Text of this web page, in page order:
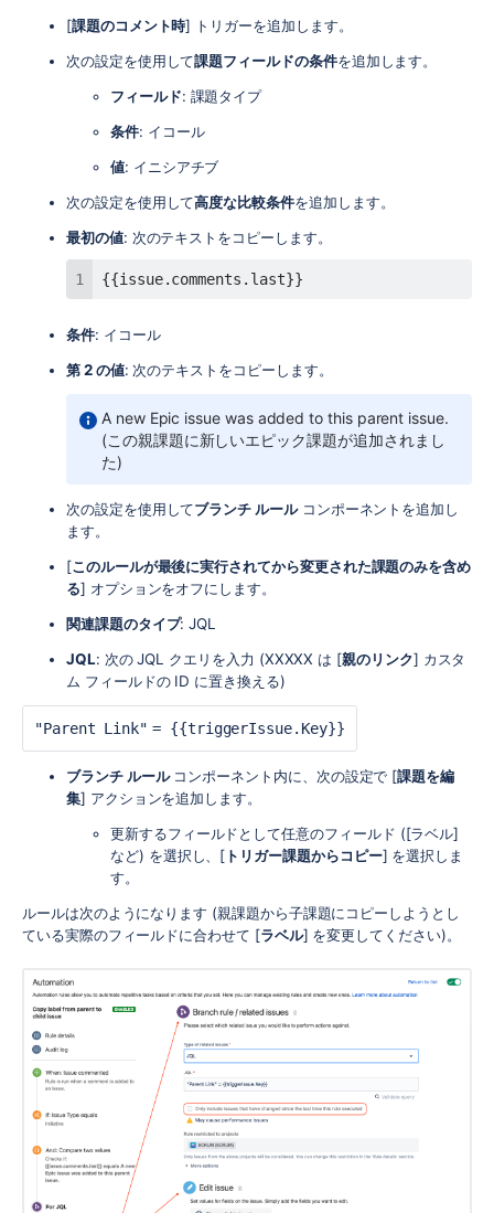
[課題のコメント時] トリガーを追加します。
次の設定を使用して課題フィールドの条件を追加します。
フィールド: 課題タイプ
条件: イコール
値: イニシアチブ
次の設定を使用して高度な比較条件を追加します。
最初の値: 次のテキストをコピーします。
{{issue.comments.last}}
条件: イコール
第 2 の値: 次のテキストをコピーします。
A new Epic issue was added to this parent issue.
(この親課題に新しいエピック課題が追加されまし
た)
次の設定を使用してブランチ ルールコンポーネントを追加し
ます。
[このルールが最後に実行されてから変更された課題のみを含め
る] オプションをオフにします。
関連課題のタイプ: JQL
JQL: 次の JQL クエリを入力 (XXXXX は [親のリンク] カスタ
ム フィールドの ID に置き換える)
"Parent Link" = {{triggerIssue.Key}}
ブランチ ルールコンポーネント内に、次の設定で [課題を編
集] アクションを追加します。
更新するフィールドとして任意のフィールド ([ラベル]
など) を選択し、[ トリガー課題からコピー] を選択しま
す。
ルールは次のようになります (親課題から子課題にコピーしようとし
ている実際のフィールドに合わせて [ラベル] を変更してください)。